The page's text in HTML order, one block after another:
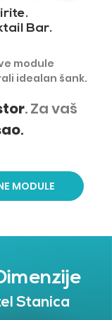
Bar.
module
idealan šank.
. Za vaš
.
MODULE
Stanica